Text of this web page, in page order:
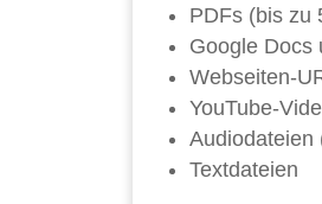
PDFs (bis zu
Google Docs
Webseiten-
YouTube-
Audiodateien
Textdateien